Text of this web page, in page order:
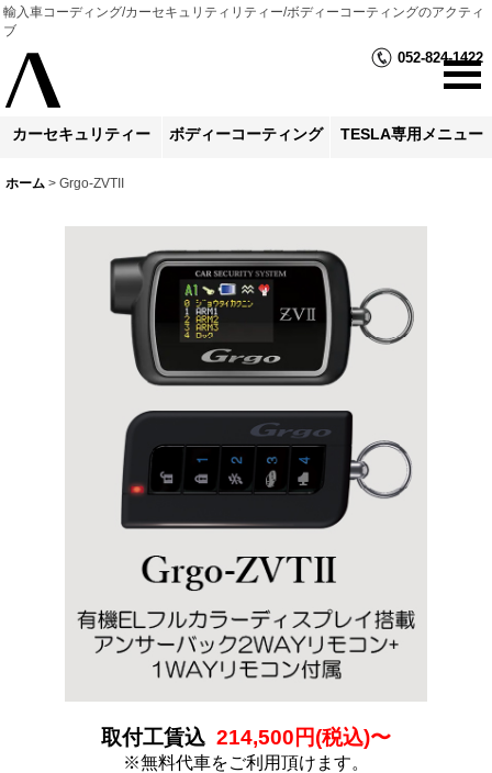
輸入車コーディング/カーセキュリティリティー/ボディーコーティングのアクティ
ブ
052-824-1422
カーセキュリティー ボディーコーティング TESLA専用メニュー
ホーム > Grgo-ZVTII
取付工賃込 214,500 円(税込)〜
※無料代車をご利用頂けます。